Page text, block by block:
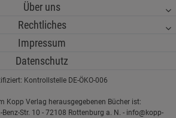
Über uns
Rechtliches
Impressum
Datenschutz
Kontrollstelle DE-ÖKO-006
Kopp Verlag herausgegebenen Bücher ist:
Benz-Str. 10 - 72108 Rottenburg a. N. - info@kopp-